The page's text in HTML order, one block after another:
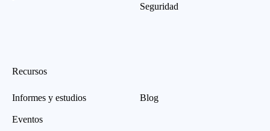
Seguridad
Recursos
Informes y estudios
Eventos
Blog